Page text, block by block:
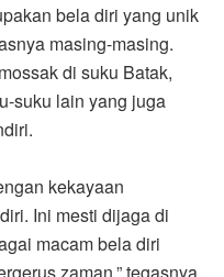
bela diri yang unik
masing-masing.
di suku Batak,
suku lain yang juga
kekayaan
Ini mesti dijaga di
macam bela diri